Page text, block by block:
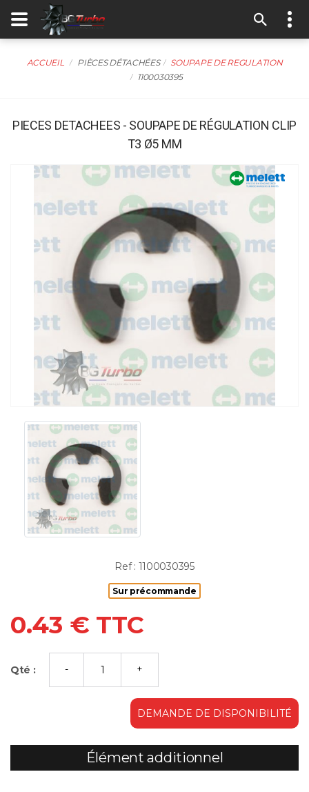
ACCUEIL PIÈCES DÉTACHÉES
SOUPAPE DE REGULATION
1100030395
PIECES DETACHEES - SOUPAPE DE RÉGULATION CLIP
T3 Ø5 MM
Ref : 1100030395
Sur précommande
0.43 € TTC
Qté :
DEMANDE DE DISPONIBILITÉ
Élément additionnel